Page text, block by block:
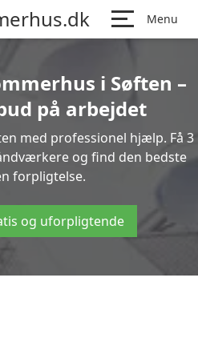
Menu
i Søften –
på arbejdet
med professionel hjælp. Få 3
og find den bedste
forpligtelse.
og uforpligtende